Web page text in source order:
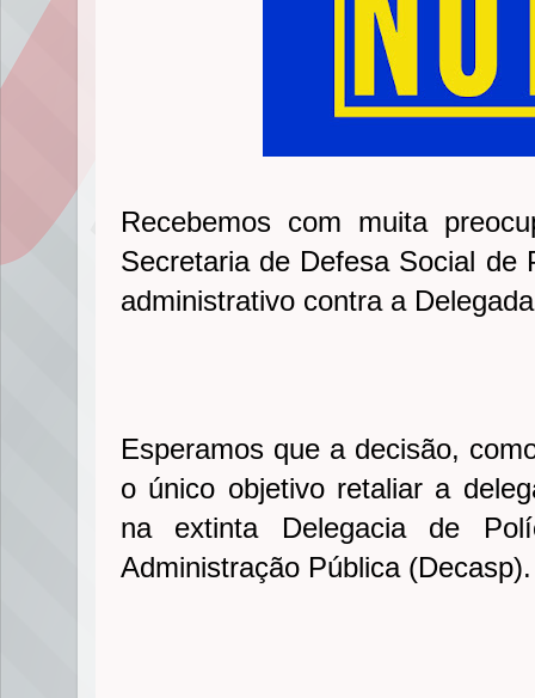
Recebemos com muita
Secretaria de Defesa Social de
administrativo contra a
Esperamos que a decisão,
o único objetivo retaliar a
na extinta Delegacia de
Administração Pública